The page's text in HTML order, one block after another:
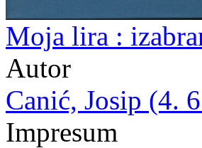
Moja lira :
Autor
Canić, Josip (4.
Impresum